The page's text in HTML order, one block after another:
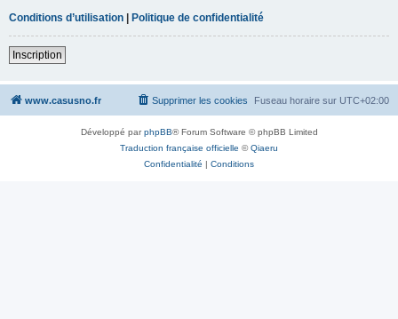
Conditions d’utilisation | Politique de confidentialité
Inscription
www.casusno.fr Fuseau horaire sur UTC+02:00
Supprimer les cookies
Développé parphpBB® Forum Software © phpBB Limited
Traduction française officielle ©Qiaeru
Confidentialité | Conditions